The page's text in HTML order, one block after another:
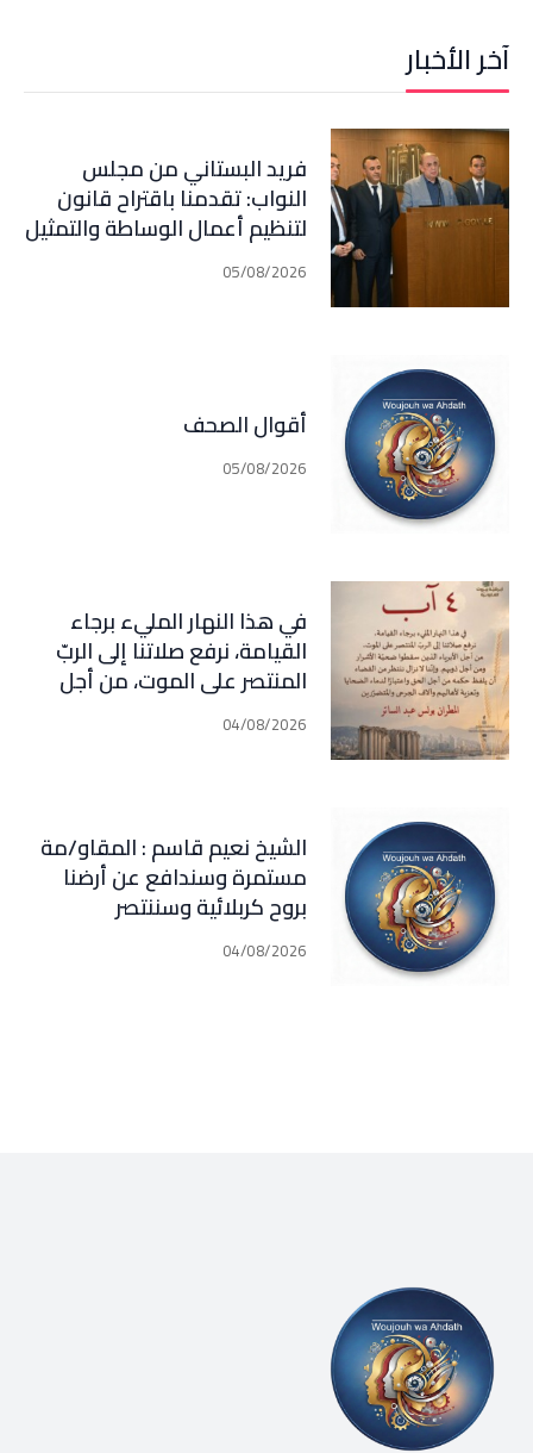
آخر الأخبار
فريد البستاني من مجلس
النواب: تقدمنا باقتراح قانون
لتنظيم أعمال الوساطة والتمثيل
في مجال التأمين الذي اصبح في
مرحلة النقاش الرسمي
05/08/2026
أقوال الصحف
05/08/2026
في هذا النهار المليء برجاء
القيامة، نرفع صلاتنا إلى الربّ
المنتصر على الموت، من أجل
الأبرياء الذين سقطوا ضحيّة
الأشرار ومن أجل ذويهم. وإننا لا
لدماء الضحايا وتعزية لأهاليهم
وآلاف الجرحى
والمتضررين(المطران بولس عبد
الساتر)
04/08/2026
الشيخ نعيم قاسم : المقاو/مة
مستمرة وسندافع عن أرضنا
بروح كربلائية وسننتصر
04/08/2026